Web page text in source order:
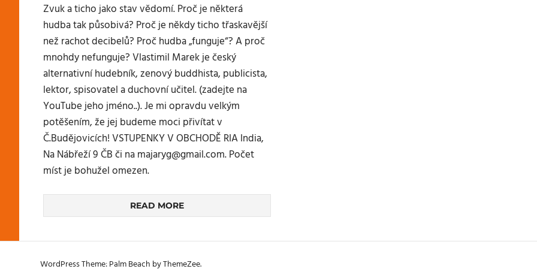
Zvuk a ticho jako stav vědomí. Proč je některá
hudba tak působivá? Proč je někdy ticho třaskavější
než rachot decibelů? Proč hudba „funguje“? A proč
mnohdy nefunguje? Vlastimil Marek je český
alternativní hudebník, zenový buddhista, publicista,
lektor, spisovatel a duchovní učitel. (zadejte na
YouTube jeho jméno..). Je mi opravdu velkým
potěšením, že jej budeme moci přivítat v
Č.Budějovicích! VSTUPENKY V OBCHODĚ RIA India,
Na Nábřeží 9 ČB či na majaryg@gmail.com. Počet
míst je bohužel omezen.
READ MORE
WordPress Theme: Palm Beach by ThemeZee.